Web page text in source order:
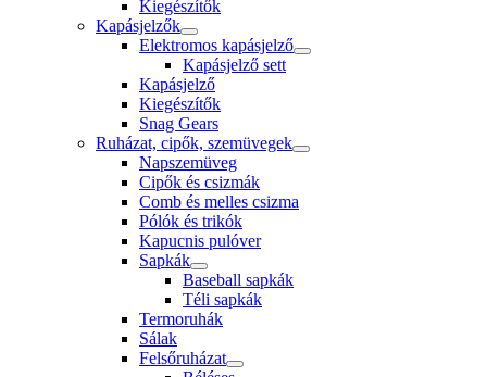
Kiegészítők
Kapásjelzők
Elektromos kapásjelző
Kapásjelző sett
Kapásjelző
Kiegészítők
Snag Gears
Ruházat, cipők, szemüvegek
Napszemüveg
Cipők és csizmák
Comb és melles csizma
Pólók és trikók
Kapucnis pulóver
Sapkák
Baseball sapkák
Téli sapkák
Termoruhák
Sálak
Felsőruházat